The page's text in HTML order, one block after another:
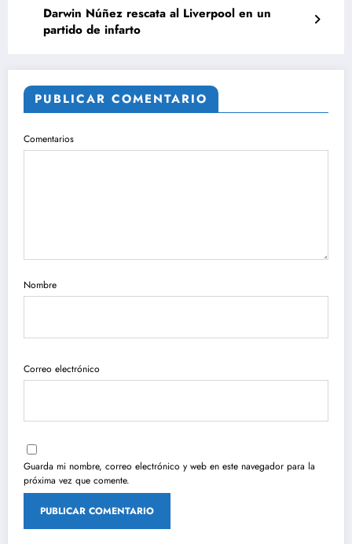
Darwin Núñez rescata al Liverpool en un
partido de infarto
PUBLICAR COMENTARIO
Comentarios
Nombre
Correo electrónico
Guarda mi nombre, correo electrónico y web en este navegador para la
próxima vez que comente.